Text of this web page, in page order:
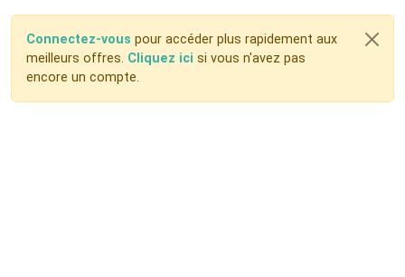
Connectez-vous pour accéder plus rapidement aux
meilleurs offres. Cliquez ici si vous n'avez pas
encore un compte.